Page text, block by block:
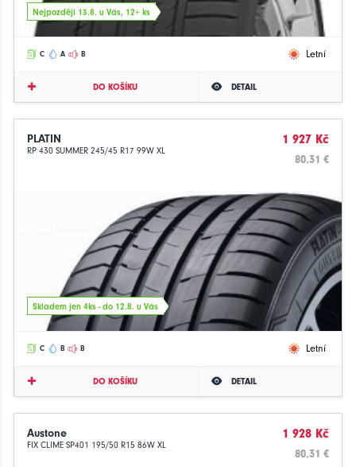
Nejpozději 13.8. u Vás, 12+ ks
C A B Letní
DO KOŠÍKU DETAIL
PLATIN
RP 430 SUMMER 245/45 R17 99W XL
1 927 Kč
80.31 €
Skladem jen 4ks - do 12.8. u Vás
C B B Letní
DO KOŠÍKU DETAIL
Austone
FIX CLIME SP401 195/50 R15 86W XL
1 928 Kč
80.31 €